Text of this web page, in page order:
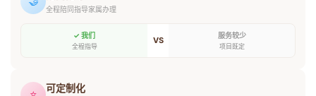
全程陪同指导家属办理
✓ 我们
全程指导
VS 服务较少
项目既定
可定制化